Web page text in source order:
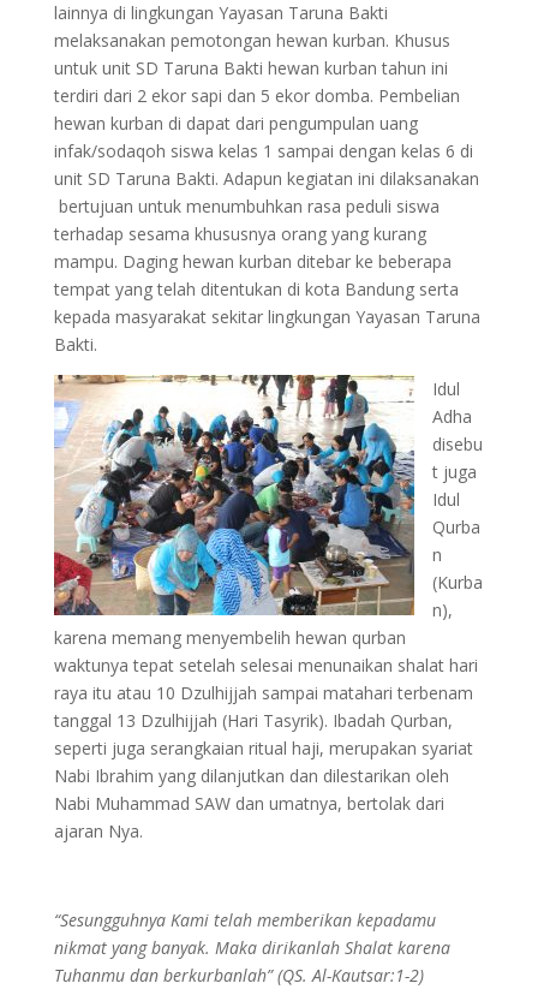
lainnya di lingkungan Yayasan Taruna Bakti
melaksanakan pemotongan hewan kurban. Khusus
untuk unit SD Taruna Bakti hewan kurban tahun ini
terdiri dari 2 ekor sapi dan 5 ekor domba. Pembelian
hewan kurban di dapat dari pengumpulan uang
infak/sodaqoh siswa kelas 1 sampai dengan kelas 6 di
unit SD Taruna Bakti. Adapun kegiatan ini dilaksanakan
bertujuan untuk menumbuhkan rasa peduli siswa
terhadap sesama khususnya orang yang kurang
mampu. Daging hewan kurban ditebar ke beberapa
tempat yang telah ditentukan di kota Bandung serta
kepada masyarakat sekitar lingkungan Yayasan Taruna
Bakti.
Idul
Adha
disebu
t juga
Idul
Qurba
n
(Kurba
n),
karena memang menyembelih hewan qurban
waktunya tepat setelah selesai menunaikan shalat hari
raya itu atau 10 Dzulhijjah sampai matahari terbenam
tanggal 13 Dzulhijjah (Hari Tasyrik). Ibadah Qurban,
seperti juga serangkaian ritual haji, merupakan syariat
Nabi Ibrahim yang dilanjutkan dan dilestarikan oleh
Nabi Muhammad SAW dan umatnya, bertolak dari
ajaran Nya.
“Sesungguhnya Kami telah memberikan kepadamu
nikmat yang banyak. Maka dirikanlah Shalat karena
Tuhanmu dan berkurbanlah” (QS. Al-Kautsar:1-2)